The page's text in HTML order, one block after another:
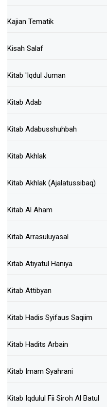
Kajian Tematik
Kisah Salaf
Kitab 'Iqdul Juman
Kitab Adab
Kitab Adabusshuhbah
Kitab Akhlak
Kitab Akhlak (Ajalatussibaq)
Kitab Al Aham
Kitab Arrasuluyasal
Kitab Atiyatul Haniya
Kitab Attibyan
Kitab Hadis Syifaus Saqiim
Kitab Hadits Arbain
Kitab Imam Syahrani
Kitab Iqdulul Fii Siroh Al Batul